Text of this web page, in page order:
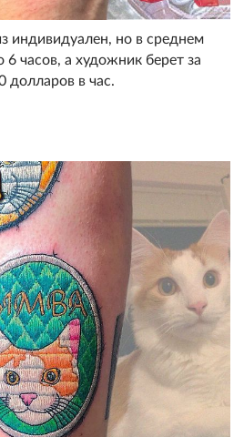
индивидуален, но в среднем
6 часов, а художник берет за
долларов в час.